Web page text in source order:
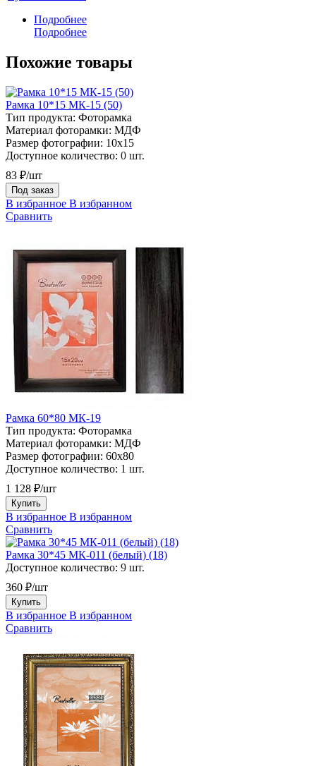
Подробнее
Подробнее
Похожие товары
Рамка 10*15 МК-15 (50)
Тип продукта: Фоторамка
Материал фоторамки: МДФ
Размер фотографии: 10х15
Доступное количество: 0 шт.
83 ₽/шт
Под заказ
В избранное В избранном
Сравнить
Рамка 60*80 МК-19
Тип продукта: Фоторамка
Материал фоторамки: МДФ
Размер фотографии: 60х80
Доступное количество: 1 шт.
1 128 ₽/шт
Купить
В избранное В избранном
Сравнить
Рамка 30*45 МК-011 (белый) (18)
Доступное количество: 9 шт.
360 ₽/шт
Купить
В избранное В избранном
Сравнить